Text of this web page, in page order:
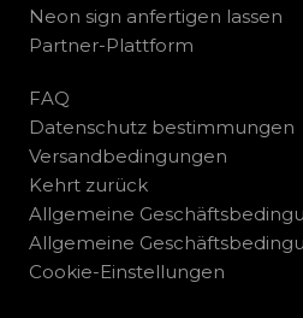
Neon sign anfertigen lassen
Partner-Plattform
FAQ
Datenschutz bestimmungen
Versandbedingungen
Kehrt zurück
Allgemeine
Allgemeine
Cookie-Einstellungen